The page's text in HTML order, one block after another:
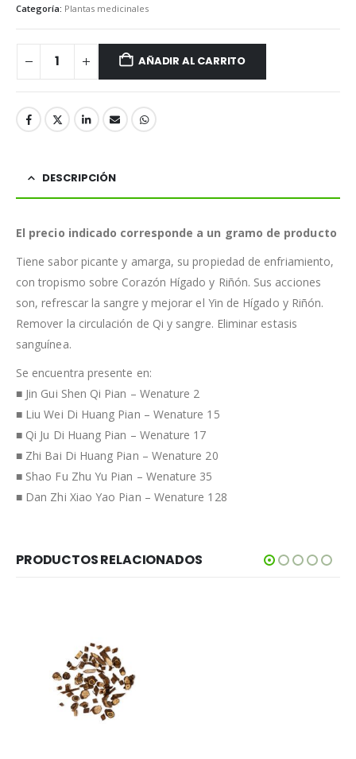
Categoría: Plantas medicinales
AÑADIR AL CARRITO
DESCRIPCIÓN
El precio indicado corresponde a un gramo de producto
Tiene sabor picante y amarga, su propiedad de enfriamiento,
con tropismo sobre Corazón Hígado y Riñón. Sus acciones
son, refrescar la sangre y mejorar el Yin de Hígado y Riñón.
Remover la circulación de Qi y sangre. Eliminar estasis
sanguínea.
Se encuentra presente en:
■ Jin Gui Shen Qi Pian – Wenature 2
■ Liu Wei Di Huang Pian – Wenature 15
■ Qi Ju Di Huang Pian – Wenature 17
■ Zhi Bai Di Huang Pian – Wenature 20
■ Shao Fu Zhu Yu Pian – Wenature 35
■ Dan Zhi Xiao Yao Pian – Wenature 128
PRODUCTOS RELACIONADOS